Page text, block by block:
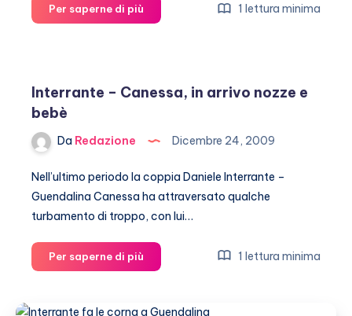
Per saperne di più
Canessa:
1 lettura minima
Interrante – Canessa, in arrivo nozze e
bebè
Da Redazione Dicembre 24, 2009
Nell’ultimo periodo la coppia Daniele Interrante –
Guendalina Canessa ha attraversato qualche
turbamento di troppo, con lui…
Per saperne di più
–
in
1 lettura minima